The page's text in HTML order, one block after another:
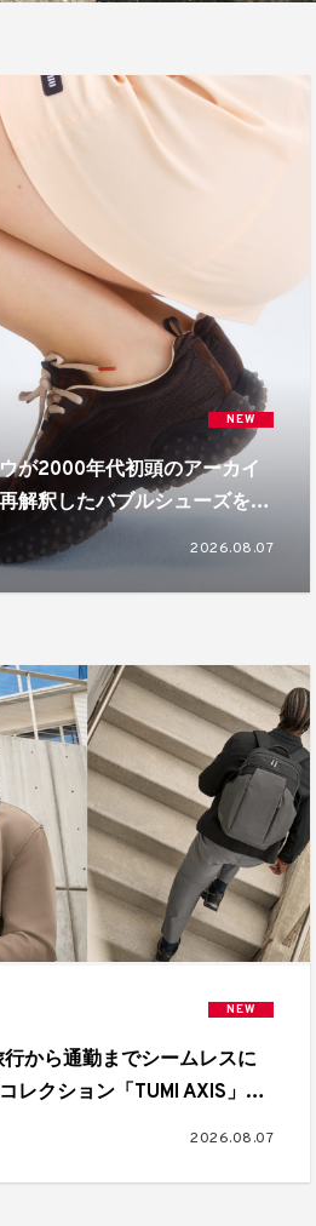
NEW
が2000年代初頭のアーカイ
解釈したバブルシューズを展
2026.08.07
NEW
行から通勤までシームレスに
レクション「TUMI AXIS」が
2026.08.07